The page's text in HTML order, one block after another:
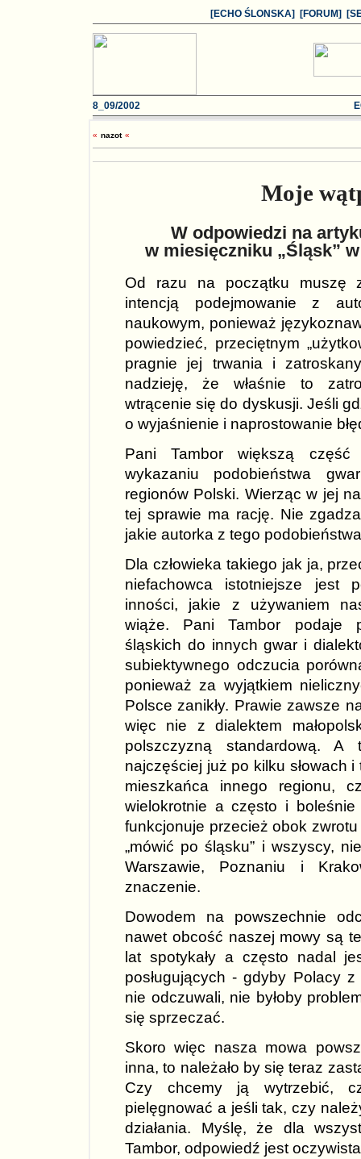
[ECHO ŚLONSKA] [FORUM]
8_09/2002
« nazot «
Moje
W odpowiedzi na
w miesięczniku „Śląsk”
Od razu na początku muszę
intencją podejmowanie z
naukowym, ponieważ
powiedzieć, przeciętnym
pragnie jej trwania i
nadzieję, że właśnie to
wtrącenie się do dyskusji. Jeśli
o wyjaśnienie i naprostowanie
Pani Tambor większą część
wykazaniu podobieństwa
regionów Polski. Wierząc w jej
tej sprawie ma rację. Nie
jakie autorka z tego
Dla człowieka takiego jak ja,
niefachowca istotniejsze jest
inności, jakie z używaniem
wiąże. Pani Tambor podaje
śląskich do innych gwar i
subiektywnego odczucia
ponieważ za wyjątkiem
Polsce zanikły. Prawie zawsze
więc nie z dialektem
polszczyzną standardową.
najczęściej już po kilku słowach
mieszkańca innego regionu,
wielokrotnie a często i boleśnie
funkcjonuje przecież obok
„mówić po śląsku” i wszyscy,
Warszawie, Poznaniu i
znaczenie.
Dowodem na powszechnie
nawet obcość naszej mowy są
lat spotykały a często nadal
posługujących - gdyby Polacy
nie odczuwali, nie byłoby
się sprzeczać.
Skoro więc nasza mowa
inna, to należało by się teraz
Czy chcemy ją wytrzebić,
pielęgnować a jeśli tak, czy
działania. Myślę, że dla
Tambor, odpowiedź jest